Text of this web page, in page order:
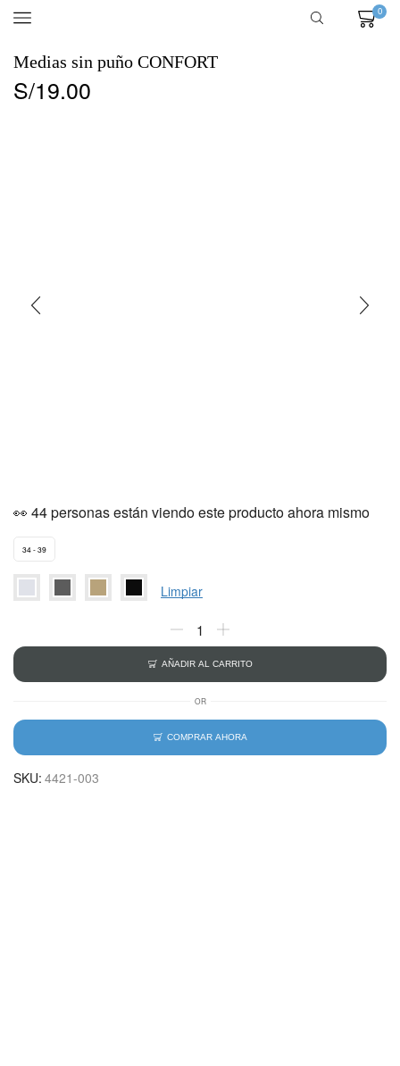
0
Medias sin puño CONFORT
S/19.00
👀 44 personas están viendo este producto ahora mismo
34 - 39
Limpiar
AÑADIR AL CARRITO
OR
COMPRAR AHORA
SKU: 4421-003